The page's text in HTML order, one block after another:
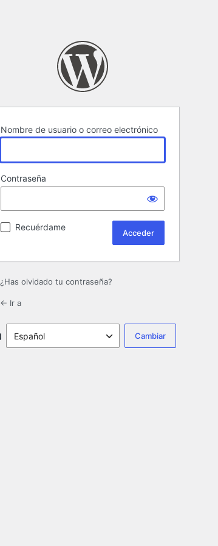
Nombre de usuario o correo electrónico
Contraseña
Recuérdame
¿Has olvidado tu contraseña?
← Ir a
Idioma